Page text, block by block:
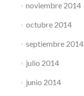
noviembre 2014
octubre 2014
septiembre 2014
julio 2014
junio 2014